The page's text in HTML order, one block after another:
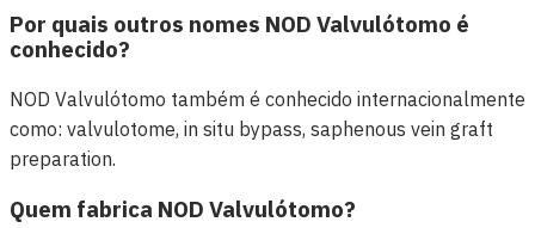
Por quais outros nomes NOD Valvulótomo é
conhecido?
NOD Valvulótomo também é conhecido internacionalmente
como: valvulotome, in situ bypass, saphenous vein graft
preparation.
Quem fabrica NOD Valvulótomo?